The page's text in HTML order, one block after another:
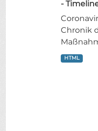
-
Chronik
HTML